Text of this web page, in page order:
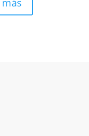
más